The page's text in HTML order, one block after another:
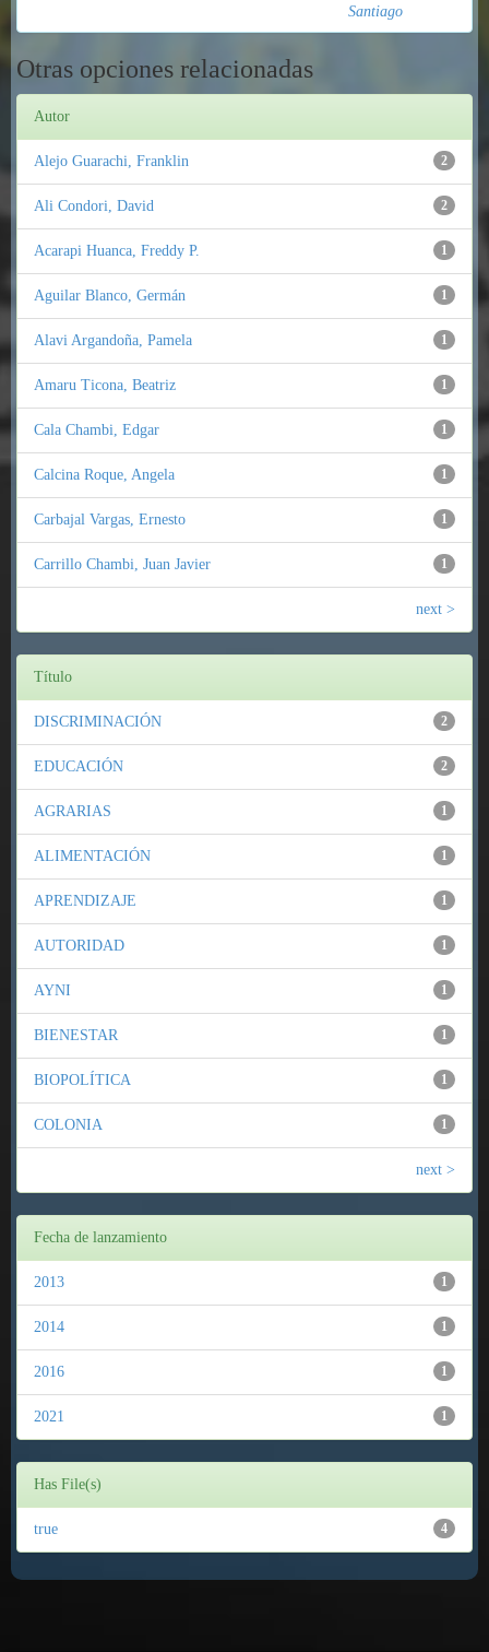
Santiago
Otras opciones relacionadas
Autor
2
Alejo Guarachi, Franklin
2
Ali Condori, David
1
Acarapi Huanca, Freddy P.
1
Aguilar Blanco, Germán
1
Alavi Argandoña, Pamela
1
Amaru Ticona, Beatriz
1
Cala Chambi, Edgar
1
Calcina Roque, Angela
1
Carbajal Vargas, Ernesto
1
Carrillo Chambi, Juan Javier
next >
Título
2
DISCRIMINACIÓN
2
EDUCACIÓN
1
AGRARIAS
1
ALIMENTACIÓN
1
APRENDIZAJE
1
AUTORIDAD
1
AYNI
1
BIENESTAR
1
BIOPOLÍTICA
1
COLONIA
next >
Fecha de lanzamiento
1
2013
1
2014
1
2016
1
2021
Has File(s)
4
true